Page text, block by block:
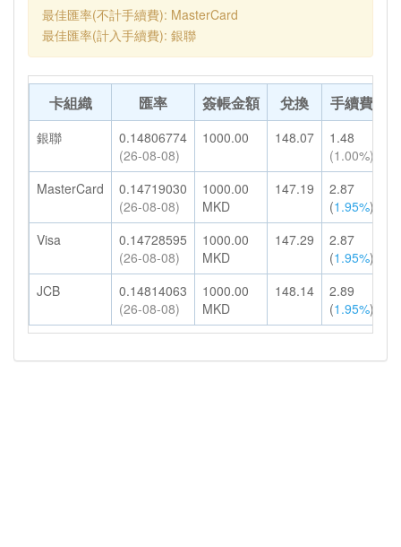
最佳匯率(不計手續費): MasterCard
最佳匯率(計入手續費): 銀聯
卡組織 匯率 簽帳金額 兌換 手續費
銀聯
0.14806774
(26-08-08)
1000.00 148.07
1.48
(1.00%)
MasterCard
0.14719030
(26-08-08)
1000.00
MKD
147.19
2.87
(1.95%)
Visa
0.14728595
(26-08-08)
1000.00
MKD
147.29
2.87
(1.95%)
JCB
0.14814063
(26-08-08)
1000.00
MKD
148.14
2.89
(1.95%)